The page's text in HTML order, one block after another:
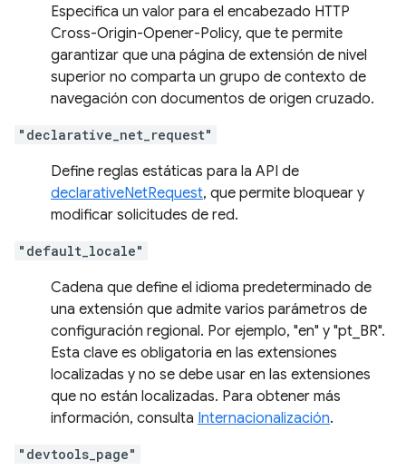
Especifica un valor para el encabezado HTTP
Cross-Origin-Opener-Policy, que te permite
garantizar que una página de extensión de nivel
superior no comparta un grupo de contexto de
navegación con documentos de origen cruzado.
"declarative_net_request"
Define reglas estáticas para la API de
declarativeNetRequest, que permite bloquear y
modificar solicitudes de red.
"default_locale"
Cadena que define el idioma predeterminado de
una extensión que admite varios parámetros de
configuración regional. Por ejemplo, "en" y "pt_BR".
Esta clave es obligatoria en las extensiones
localizadas y no se debe usar en las extensiones
que no están localizadas. Para obtener más
información, consulta Internacionalización.
"devtools_page"